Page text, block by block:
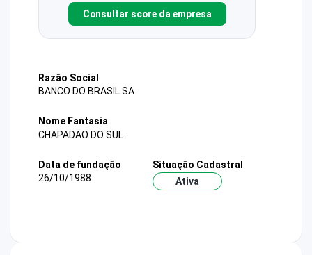
Consultar score da empresa
Razão Social
BANCO DO BRASIL SA
Nome Fantasia
CHAPADAO DO SUL
Data de fundação
26/10/1988
Situação Cadastral
Ativa